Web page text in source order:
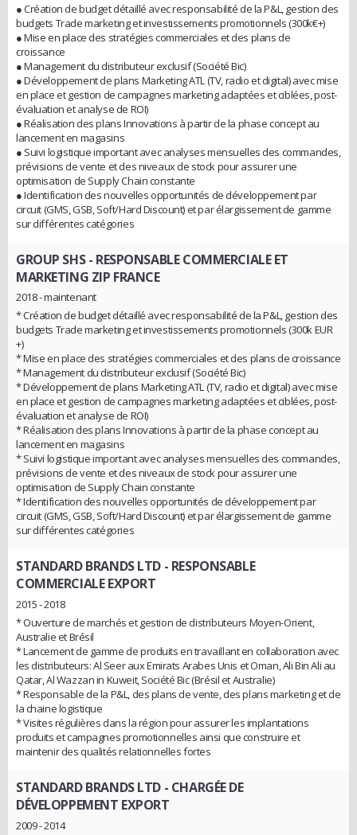
● Création de budget détaillé avec responsabilité de la P&L, gestion des
budgets Trade marketing et investissements promotionnels (300k€+)
● Mise en place des stratégies commerciales et des plans de
croissance
● Management du distributeur exclusif (Société Bic)
● Développement de plans Marketing ATL (TV, radio et digital) avec mise
en place et gestion de campagnes marketing adaptées et ciblées, post-
évaluation et analyse de ROI)
● Réalisation des plans Innovations à partir de la phase concept au
lancement en magasins
● Suivi logistique important avec analyses mensuelles des commandes,
prévisions de vente et des niveaux de stock pour assurer une
optimisation de Supply Chain constante
● Identification des nouvelles opportunités de développement par
circuit (GMS, GSB, Soft/Hard Discount) et par élargissement de gamme
sur différentes catégories
GROUP SHS- RESPONSABLE COMMERCIALE ET
MARKETING ZIP FRANCE
2018 - maintenant
* Création de budget détaillé avec responsabilité de la P&L, gestion des
budgets Trade marketing et investissements promotionnels (300k EUR
+)
* Mise en place des stratégies commerciales et des plans de croissance
* Management du distributeur exclusif (Société Bic)
* Développement de plans Marketing ATL (TV, radio et digital) avec mise
en place et gestion de campagnes marketing adaptées et ciblées, post-
évaluation et analyse de ROI)
* Réalisation des plans Innovations à partir de la phase concept au
lancement en magasins
* Suivi logistique important avec analyses mensuelles des commandes,
prévisions de vente et des niveaux de stock pour assurer une
optimisation de Supply Chain constante
* Identification des nouvelles opportunités de développement par
circuit (GMS, GSB, Soft/Hard Discount) et par élargissement de gamme
sur différentes catégories
STANDARD BRANDS LTD - RESPONSABLE
COMMERCIALE EXPORT
2015 - 2018
* Ouverture de marchés et gestion de distributeurs Moyen-Orient,
Australie et Brésil
* Lancement de gamme de produits en travaillant en collaboration avec
les distributeurs: Al Seer aux Emirats Arabes Unis et Oman, Ali Bin Ali au
Qatar, Al Wazzan in Kuweit, Société Bic (Brésil et Australie)
* Responsable de la P&L, des plans de vente, des plans marketing et de
la chaine logistique
* Visites régulières dans la région pour assurer les implantations
produits et campagnes promotionnelles ainsi que construire et
maintenir des qualités relationnelles fortes
STANDARD BRANDS LTD - CHARGÉE DE
DÉVELOPPEMENT EXPORT
2009 - 2014